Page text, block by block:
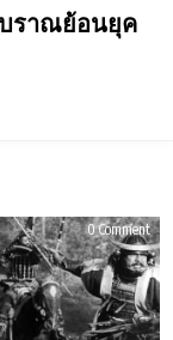
ราณย้อนยุค
0 Commenton
รีวิว
of